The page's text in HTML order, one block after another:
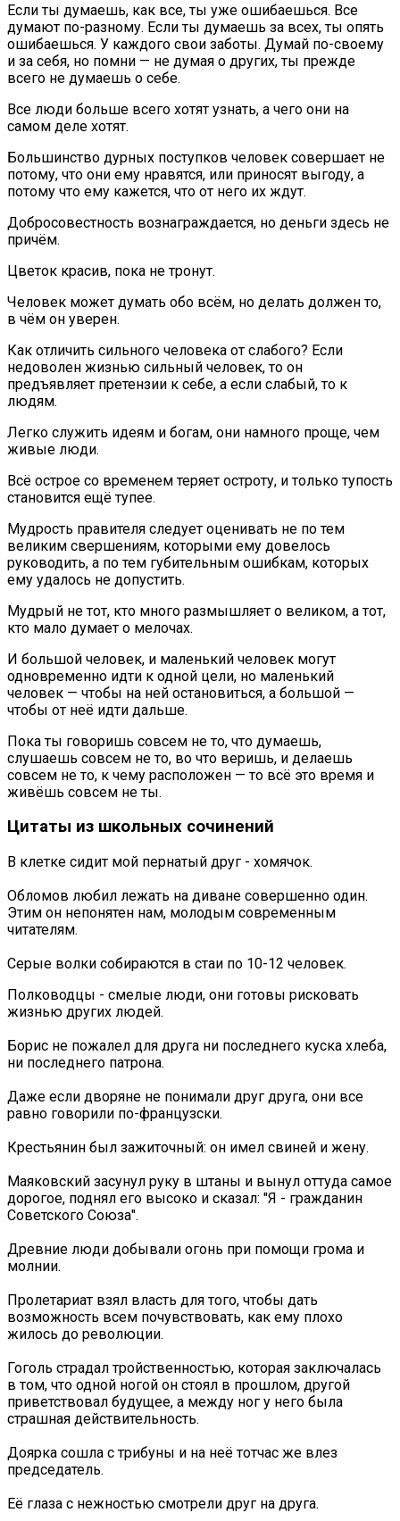
Если ты думаешь, как все, ты уже ошибаешься. Все
думают по-разному. Если ты думаешь за всех, ты опять
ошибаешься. У каждого свои заботы. Думай по-своему
и за себя, но помни — не думая о других, ты прежде
всего не думаешь о себе.
Все люди больше всего хотят узнать, а чего они на
самом деле хотят.
Большинство дурных поступков человек совершает не
потому, что они ему нравятся, или приносят выгоду, а
потому что ему кажется, что от него их ждут.
Добросовестность вознаграждается, но деньги здесь не
причём.
Цветок красив, пока не тронут.
Человек может думать обо всём, но делать должен то,
в чём он уверен.
Как отличить сильного человека от слабого? Если
недоволен жизнью сильный человек, то он
предъявляет претензии к себе, а если слабый, то к
людям.
Легко служить идеям и богам, они намного проще, чем
живые люди.
Всё острое со временем теряет остроту, и только тупость
становится ещё тупее.
Мудрость правителя следует оценивать не по тем
великим свершениям, которыми ему довелось
руководить, а по тем губительным ошибкам, которых
ему удалось не допустить.
Мудрый не тот, кто много размышляет о великом, а тот,
кто мало думает о мелочах.
И большой человек, и маленький человек могут
одновременно идти к одной цели, но маленький
человек — чтобы на ней остановиться, а большой —
чтобы от неё идти дальше.
Пока ты говоришь совсем не то, что думаешь,
слушаешь совсем не то, во что веришь, и делаешь
совсем не то, к чему расположен — то всё это время и
живёшь совсем не ты.
Цитаты из школьных сочинений
В клетке сидит мой пернатый друг - хомячок.
Обломов любил лежать на диване совершенно один.
Этим он непонятен нам, молодым современным
читателям.
Серые волки собираются в стаи по 10-12 человек.
Полководцы - смелые люди, они готовы рисковать
жизнью других людей.
Борис не пожалел для друга ни последнего куска хлеба,
ни последнего патрона.
Даже если дворяне не понимали друг друга, они все
равно говорили по-французски.
Крестьянин был зажиточный: он имел свиней и жену.
Маяковский засунул руку в штаны и вынул оттуда самое
дорогое, поднял его высоко и сказал: "Я - гражданин
Советского Союза".
Древние люди добывали огонь при помощи грома и
молнии.
Пролетариат взял власть для того, чтобы дать
возможность всем почувствовать, как ему плохо
жилось до революции.
Гоголь страдал тройственностью, которая заключалась
в том, что одной ногой он стоял в прошлом, другой
приветствовал будущее, а между ног у него была
страшная действительность.
Доярка сошла с трибуны и на неё тотчас же влез
председатель.
Её глаза с нежностью смотрели друг на друга.